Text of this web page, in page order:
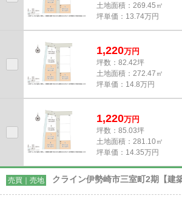
土地面積：269.45㎡
坪単価：13.74万円
1,220万円
坪数：82.42坪
土地面積：272.47㎡
坪単価：14.8万円
1,220万円
坪数：85.03坪
土地面積：281.10㎡
坪単価：14.35万円
売買｜売地 クライン伊勢崎市三室町2期【建